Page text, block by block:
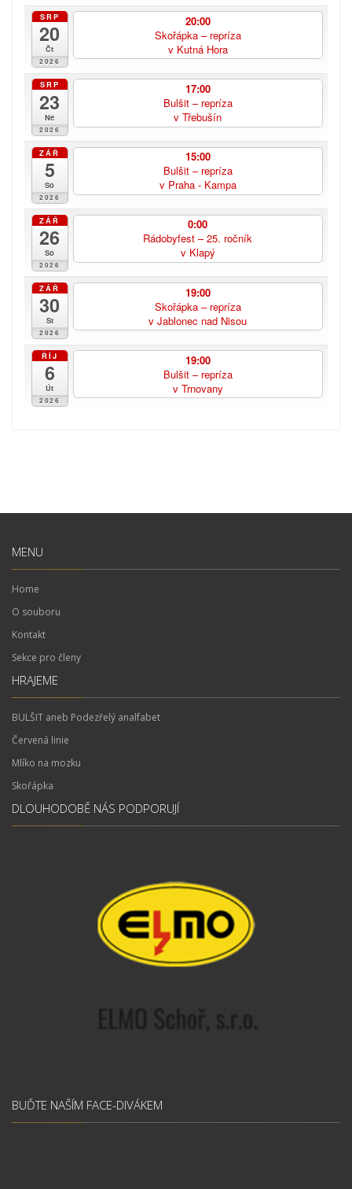
SRP
20
Čt
2026
20:00
Skořápka – repríza
v Kutná Hora
SRP
23
Ne
2026
17:00
Bulšit – repríza
v Třebušín
ZÁŘ
5
So
2026
15:00
Bulšit – repríza
v Praha - Kampa
ZÁŘ
26
So
2026
0:00
Rádobyfest – 25. ročník
v Klapý
ZÁŘ
30
St
2026
19:00
Skořápka – repríza
v Jablonec nad Nisou
ŘÍJ
6
Út
2026
19:00
Bulšit – repríza
v Trnovany
MENU
Home
O souboru
Kontakt
Sekce pro členy
HRAJEME
BULŠIT aneb Podezřelý analfabet
Červená linie
Mlíko na mozku
Skořápka
DLOUHODOBĚ NÁS PODPORUJÍ
BUĎTE NAŠÍM FACE-DIVÁKEM